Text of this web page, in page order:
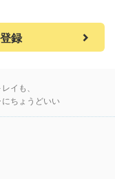
録
イも、
ちょうどいい